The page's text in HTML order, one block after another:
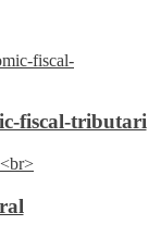
fiscal-tributari